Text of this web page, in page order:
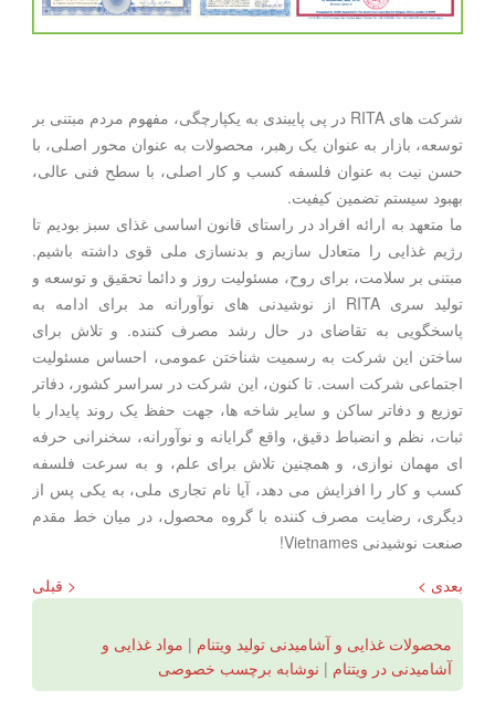
شرکت های RITA در پی پایبندی به یکپارچگی، مفهوم مردم مبتنی بر
توسعه، بازار به عنوان یک رهبر، محصولات به عنوان محور اصلی، با
حسن نیت به عنوان فلسفه کسب و کار اصلی، با سطح فنی عالی،
بهبود سیستم تضمین کیفیت.
ما متعهد به ارائه افراد در راستای قانون اساسی غذای سبز بودیم تا
رژیم غذایی را متعادل سازیم و بدنسازی ملی قوی داشته باشیم.
مبتنی بر سلامت، برای روح، مسئولیت روز و دائما تحقیق و توسعه و
تولید سری RITA از نوشیدنی های نوآورانه مد برای ادامه به
پاسخگویی به تقاضای در حال رشد مصرف کننده. و تلاش برای
ساختن این شرکت به رسمیت شناختن عمومی، احساس مسئولیت
اجتماعی شرکت است. تا کنون، این شرکت در سراسر کشور، دفاتر
توزیع و دفاتر ساکن و سایر شاخه ها، جهت حفظ یک روند پایدار با
ثبات، نظم و انضباط دقیق، واقع گرایانه و نوآورانه، سخنرانی حرفه
ای مهمان نوازی، و همچنین تلاش برای علم، و به سرعت فلسفه
کسب و کار را افزایش می دهد، آیا نام تجاری ملی، به یکی پس از
دیگری، رضایت مصرف کننده با گروه محصول، در میان خط مقدم
صنعت نوشیدنی Vietnames!
< قبلی
بعدی >
محصولات غذایی و آشامیدنی تولید ویتنام | مواد غذایی و
آشامیدنی در ویتنام | نوشابه برچسب خصوصی